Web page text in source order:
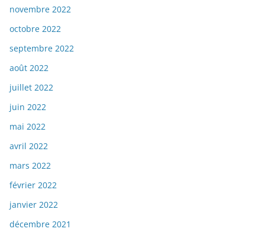
novembre 2022
octobre 2022
septembre 2022
août 2022
juillet 2022
juin 2022
mai 2022
avril 2022
mars 2022
février 2022
janvier 2022
décembre 2021